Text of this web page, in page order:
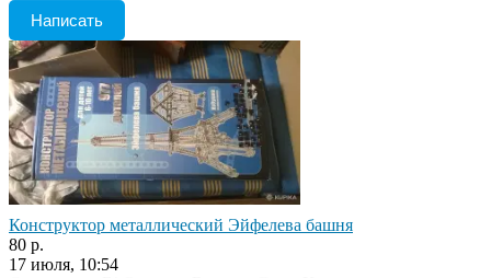
Написать
Конструктор металлический Эйфелева башня
80 р.
17 июля, 10:54